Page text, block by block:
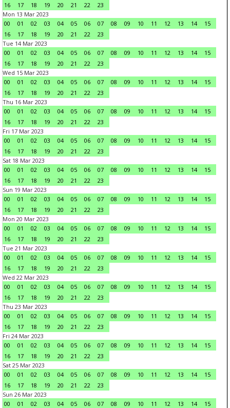
16 17 18 19 20 21 22
23
Mon 13 Mar 2023
00
01 02 03 04 05 06 07 08 09 10 11 12 13 14
15
16
17 18 19 20 21 22
23
Tue 14 Mar 2023
00
01 02 03 04 05 06 07 08 09 10 11 12 13 14
15
16
17 18 19 20 21 22
23
Wed 15 Mar 2023
00
01 02 03 04 05 06 07 08 09 10 11 12 13 14
15
16
17 18 19 20 21 22
23
Thu 16 Mar 2023
00
01 02 03 04 05 06 07 08 09 10 11 12 13 14
15
16
17 18 19 20 21 22
23
Fri 17 Mar 2023
00
01 02 03 04 05 06 07 08 09 10 11 12 13 14
15
16
17 18 19 20 21 22
23
Sat 18 Mar 2023
00
01 02 03 04 05 06 07 08 09 10 11 12 13 14
15
16
17 18 19 20 21 22
23
Sun 19 Mar 2023
00
01 02 03 04 05 06 07 08 09 10 11 12 13 14
15
16
17 18 19 20 21 22
23
Mon 20 Mar 2023
00
01 02 03 04 05 06 07 08 09 10 11 12 13 14
15
16
17 18 19 20 21 22
23
Tue 21 Mar 2023
00
01 02 03 04 05 06 07 08 09 10 11 12 13 14
15
16
17 18 19 20 21 22
23
Wed 22 Mar 2023
00
01 02 03 04 05 06 07 08 09 10 11 12 13 14
15
16
17 18 19 20 21 22
23
Thu 23 Mar 2023
00
01 02 03 04 05 06 07 08 09 10 11 12 13 14
15
16
17 18 19 20 21 22
23
Fri 24 Mar 2023
00
01 02 03 04 05 06 07 08 09 10 11 12 13 14
15
16
17 18 19 20 21 22
23
Sat 25 Mar 2023
00
01 02 03 04 05 06 07 08 09 10 11 12 13 14
15
16
17 18 19 20 21 22
23
Sun 26 Mar 2023
00
01 02 03 04 05 06 07 08 09 10 11 12 13 14
15